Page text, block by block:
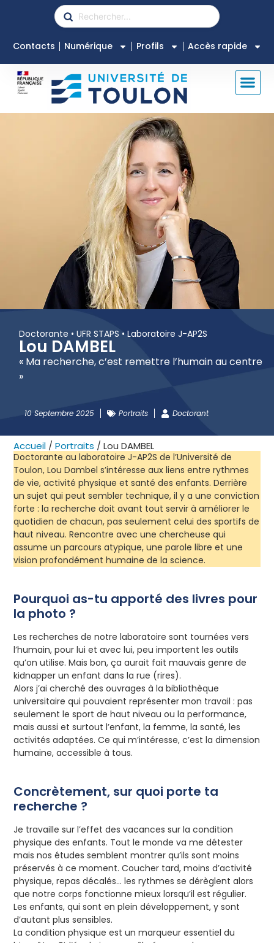
Contacts Numérique Profils Accès rapide
Doctorante • UFR STAPS • Laboratoire J-AP2S
Lou DAMBEL
« Ma recherche, c’est remettre l’humain au centre
»
10 Septembre 2025 Portraits Doctorant
Accueil /Portraits /Lou DAMBEL
Doctorante au laboratoire J-AP2S de l’Université de
Toulon, Lou Dambel s’intéresse aux liens entre rythmes
de vie, activité physique et santé des enfants. Derrière
un sujet qui peut sembler technique, il y a une conviction
forte : la recherche doit avant tout servir à améliorer le
quotidien de chacun, pas seulement celui des sportifs de
haut niveau. Rencontre avec une chercheuse qui
assume un parcours atypique, une parole libre et une
vision profondément humaine de la science.
Pourquoi as-tu apporté des livres pour
la photo ?
Les recherches de notre laboratoire sont tournées vers
l’humain, pour lui et avec lui, peu importent les outils
qu’on utilise. Mais bon, ça aurait fait mauvais genre de
kidnapper un enfant dans la rue (rires).
Alors j’ai cherché des ouvrages à la bibliothèque
universitaire qui pouvaient représenter mon travail : pas
seulement le sport de haut niveau ou la performance,
mais aussi et surtout l’enfant, la femme, la santé, les
activités adaptées. Ce qui m’intéresse, c’est la dimension
humaine, accessible à tous.
Concrètement, sur quoi porte ta
recherche ?
Je travaille sur l’effet des vacances sur la condition
physique des enfants. Tout le monde va me détester
mais nos études semblent montrer qu’ils sont moins
préservés à ce moment. Coucher tard, moins d’activité
physique, repas décalés… les rythmes se dérèglent alors
que notre corps fonctionne mieux lorsqu’il est régulier.
Les enfants, qui sont en plein développement, y sont
d’autant plus sensibles.
La condition physique est un marqueur essentiel du